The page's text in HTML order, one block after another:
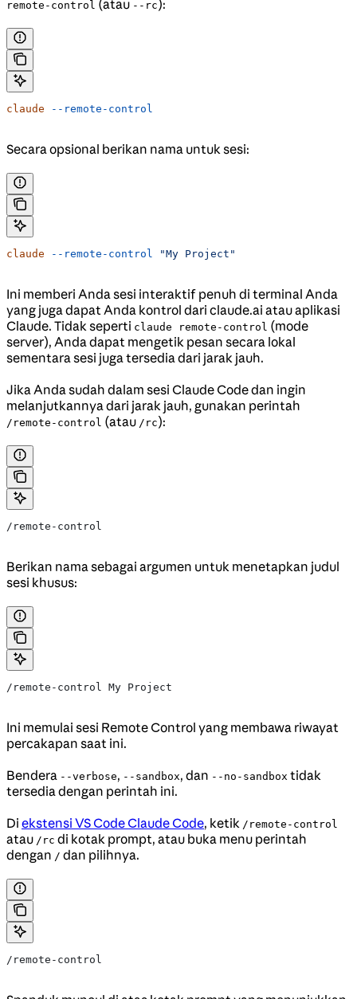
remote-control (atau --rc ):
claude --remote-control
Secara opsional berikan nama untuk sesi:
claude --remote-control "My Project"
Ini memberi Anda sesi interaktif penuh di terminal Anda
yang juga dapat Anda kontrol dari claude.ai atau aplikasi
Claude. Tidak seperti claude remote-control (mode
server), Anda dapat mengetik pesan secara lokal
sementara sesi juga tersedia dari jarak jauh.
Jika Anda sudah dalam sesi Claude Code dan ingin
melanjutkannya dari jarak jauh, gunakan perintah
/remote-control (atau /rc):
/remote-control
Berikan nama sebagai argumen untuk menetapkan judul
sesi khusus:
/remote-control My Project
Ini memulai sesi Remote Control yang membawa riwayat
percakapan saat ini.
Bendera --verbose, --sandbox, dan --no-sandbox tidak
tersedia dengan perintah ini.
Di ekstensi VS Code Claude Code, ketik /remote-control
atau /rc di kotak prompt, atau buka menu perintah
dengan / dan pilihnya.
/remote-control